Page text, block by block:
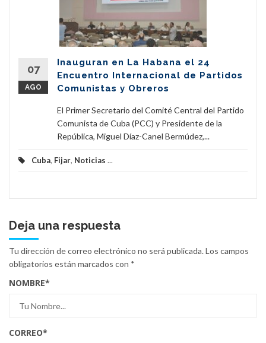
07
AGO
Inauguran en La Habana el 24
Encuentro Internacional de Partidos
Comunistas y Obreros
El Primer Secretario del Comité Central del Partido
Comunista de Cuba (PCC) y Presidente de la
República, Miguel Díaz-Canel Bermúdez,...
Cuba, Fijar, Noticias ...
Deja una respuesta
Tu dirección de correo electrónico no será publicada.Los campos
obligatorios están marcados con *
NOMBRE*
CORREO*